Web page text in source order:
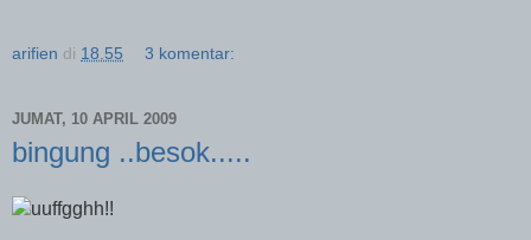
arifien di 18.55 3 komentar:
JUMAT, 10 APRIL 2009
bingung ..besok.....
uuffgghh!!